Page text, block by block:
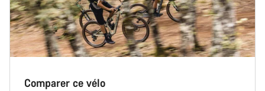
Comparer ce vélo